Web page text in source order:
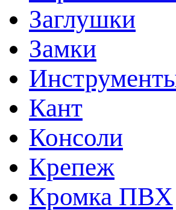
Заглушки
Замки
Кант
Консоли
Крепеж
Кромка ПВХ